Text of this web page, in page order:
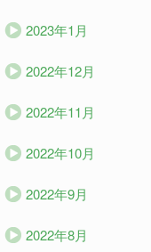
2023年1月
2022年12月
2022年11月
2022年10月
2022年9月
2022年8月